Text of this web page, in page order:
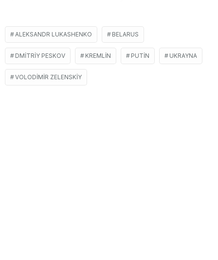
ALEKSANDR LUKASHENKO BELARUS
DMITRIY PESKOV KREMLIN PUTIN UKRAYNA
VOLODIMIR ZELENSKIY